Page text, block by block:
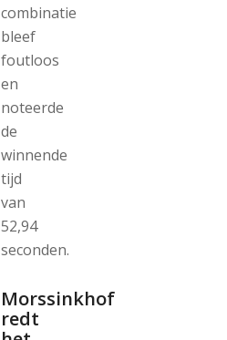
combinatie
bleef
foutloos
en
noteerde
de
winnende
tijd
van
52,94
seconden.
Morssinkhof
redt